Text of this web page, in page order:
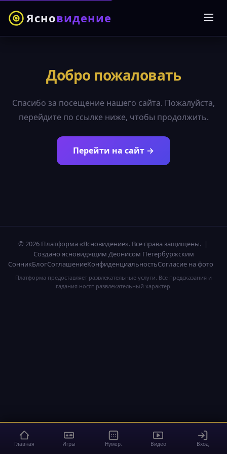
Ясновидение
Добро пожаловать
Спасибо за посещение нашего сайта. Пожалуйста,
перейдите по ссылке ниже, чтобы продолжить.
Перейти на сайт →
© 2026 Платформа «Ясновидение». Все права защищены. |
Создано ясновидящим Деонисом Петербуржским
СонникБлогСоглашениеКонфиденциальностьСогласие на фото
Платформа предоставляет развлекательные услуги. Все предсказания и
гадания носят развлекательный характер.
Главная Игры Нумер. Видео Вход